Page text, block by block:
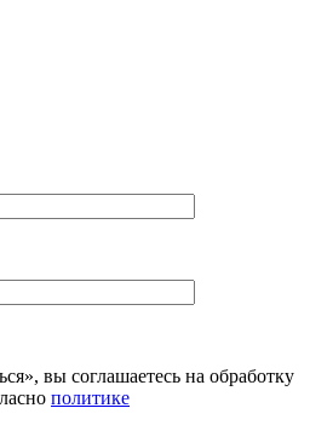
вы соглашаетесь на обработку
политике